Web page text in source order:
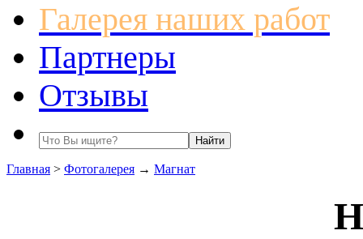
Галерея наших работ
Партнеры
Отзывы
Главная > Фотогалерея → Магнат